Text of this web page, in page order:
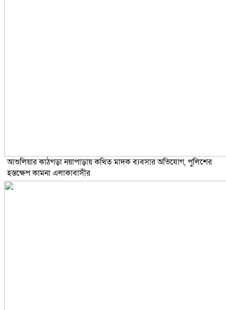
আশুলিয়ার কাঠগড়া নয়াপাড়ায় কথিত মাদক ব্যবসার অভিযোগ, পুলিশের
হস্তক্ষেপ কামনা এলাকাবাসীর